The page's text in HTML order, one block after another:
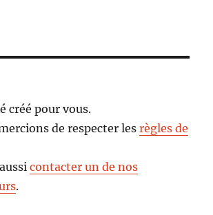
créé pour vous.
de respecter lesrègles de
contacter un de nos
.